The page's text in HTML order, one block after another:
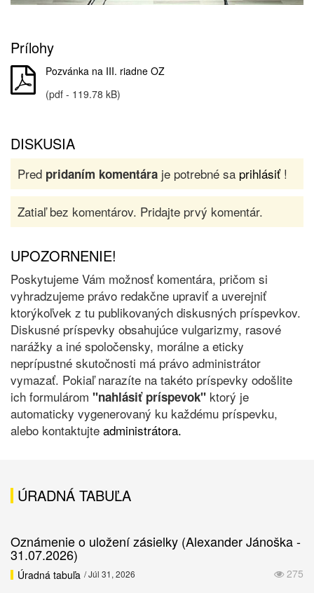
Prílohy
Pozvánka na III. riadne OZ
(pdf - 119.78 kB)
DISKUSIA
Pred pridaním komentára je potrebné sa prihlásiť!
Zatiaľ bez komentárov. Pridajte prvý komentár.
UPOZORNENIE!
Poskytujeme Vám možnosť komentára, pričom si
vyhradzujeme právo redakčne upraviť a uverejniť
ktorýkoľvek z tu publikovaných diskusných príspevkov.
Diskusné príspevky obsahujúce vulgarizmy, rasové
narážky a iné spoločensky, morálne a eticky
neprípustné skutočnosti má právo administrátor
vymazať. Pokiaľ narazíte na takéto príspevky odošlite
ich formulárom "nahlásiť príspevok" ktorý je
automaticky vygenerovaný ku každému príspevku,
alebo kontaktujte administrátora.
ÚRADNÁ TABUĽA
Oznámenie o uložení zásielky (Alexander Jánoška -
31.07.2026)
275
Úradná tabuľa / Júl 31, 2026